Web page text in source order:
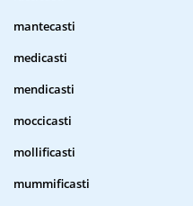
mantecasti
medicasti
mendicasti
moccicasti
mollificasti
mummificasti